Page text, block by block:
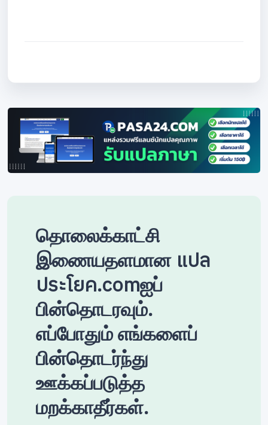
தொலைக்காட்சி
இணையதளமான แปล
ประโยค.comஐப்
பின்தொடரவும்.
எப்போதும் எங்களைப்
பின்தொடர்ந்து
ஊக்கப்படுத்த
மறக்காதீர்கள்.